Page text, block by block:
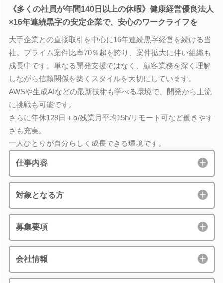
《多くの社員が年間140日以上の休暇》健康経営優良法人
×16年連続黒字の安定企業で、安心のワークライフを
大手企業との直接取引を中心に16年連続黒字経営を続ける当
社。プライム案件比率70％超を誇り、案件拡大に伴い組織も
成長中です。単なる開発支援ではなく、顧客業務を深く理解
しながら信頼関係を築くスタイルを大切にしています。
AWSや生成AIなどの最新技術も学べる環境で、開発から上流
に挑戦も可能です。
さらに年休128日＋α/残業月平均15h/リモート可など働きやす
さも充実。
一人ひとりが自分らしく成長できる環境です。
仕事内容
対象となる方
募集要項
会社情報